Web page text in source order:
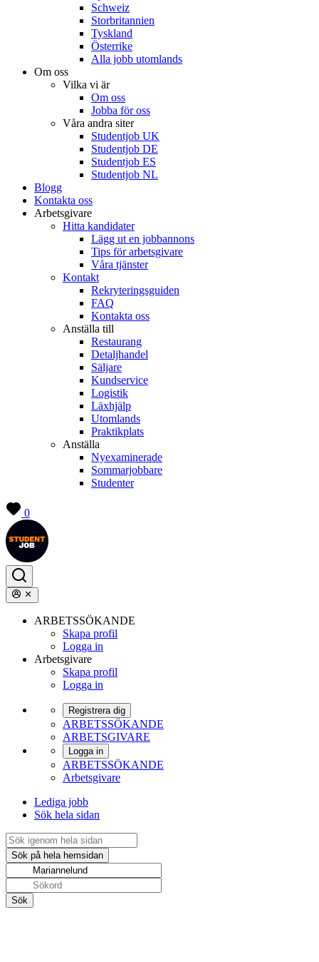
Schweiz
Storbritannien
Tyskland
Österrike
Alla jobb utomlands
Om oss
Vilka vi är
Om oss
Jobba för oss
Våra andra siter
Studentjob UK
Studentjob DE
Studentjob ES
Studentjob NL
Blogg
Kontakta oss
Arbetsgivare
Hitta kandidater
Lägg ut en jobbannons
Tips för arbetsgivare
Våra tjänster
Kontakt
Rekryteringsguiden
FAQ
Kontakta oss
Anställa till
Restaurang
Detaljhandel
Säljare
Kundservice
Logistik
Läxhjälp
Utomlands
Praktikplats
Anställa
Nyexaminerade
Sommarjobbare
Studenter
0
ARBETSSÖKANDE
Skapa profil
Logga in
Arbetsgivare
Skapa profil
Logga in
Registrera dig
ARBETSSÖKANDE
ARBETSGIVARE
Logga in
ARBETSSÖKANDE
Arbetsgivare
Lediga jobb
Sök hela sidan